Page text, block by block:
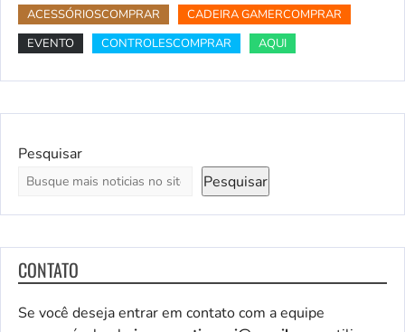
ACESSÓRIOSCOMPRAR
CADEIRA GAMERCOMPRAR
EVENTO
CONTROLESCOMPRAR AQUI
Pesquisar
Pesquisar
CONTATO
Se você deseja entrar em contato com a equipe